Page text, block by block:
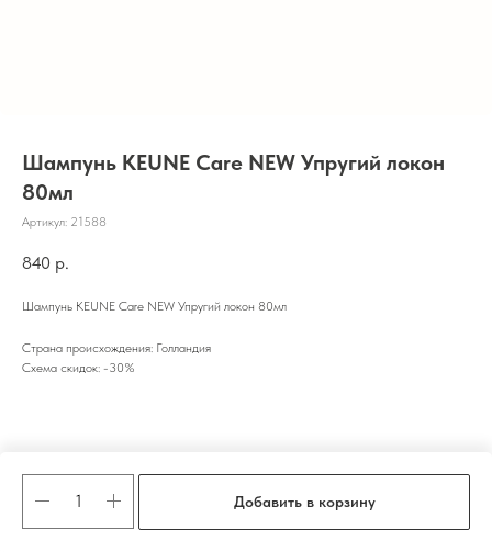
Шампунь KEUNE Care NEW Упругий локон
80мл
Артикул: 21588
840 р.
Добавить в корзину
Шампунь KEUNE Care NEW Упругий локон 80мл
Страна происхождения: Голландия
Схема скидок: -30%